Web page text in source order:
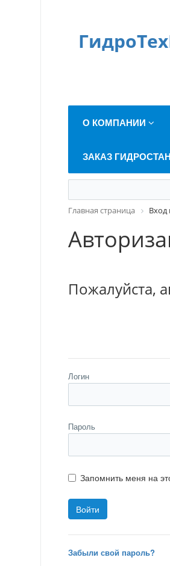
О КОМПАНИИ
ЗАКАЗ
Главная страница Вход
Пожалуйста,
Логин
Пароль
Запомнить меня на
Забыли свой пароль?